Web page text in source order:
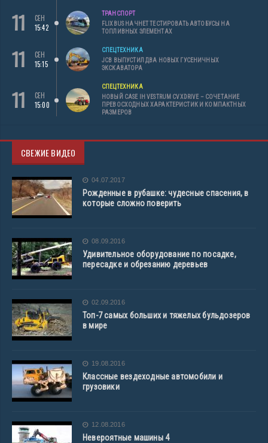
11
СЕН
15:42
ТРАНСПОРТ
FLIXBUS НАЧНЕТ ТЕСТИРОВАТЬ АВТОБУСЫ НА
ТОПЛИВНЫХ ЭЛЕМЕНТАХ
11
СЕН
15:15
СПЕЦТЕХНИКА
JCB ВЫПУСТИЛ ДВА НОВЫХ ГУСЕНИЧНЫХ
ЭКСКАВАТОРА
11
СЕН
15:00
СПЕЦТЕХНИКА
НОВЫЙ CASE IH VESTRUM CVXDRIVE – СОЧЕТАНИЕ
ПРЕВОСХОДНЫХ ХАРАКТЕРИСТИК И КОМПАКТНЫХ
РАЗМЕРОВ
СВЕЖИЕ ВИДЕО
04.07.2017
Рожденные в рубашке: чудесные спасения, в
которые сложно поверить
08.09.2016
Удивительное оборудование по посадке,
пересадке и обрезанию деревьев
02.09.2016
Топ-7 самых больших и тяжелых бульдозеров
в мире
19.08.2016
Классные вездеходные автомобили и
грузовики
12.08.2016
Невероятные машины 4